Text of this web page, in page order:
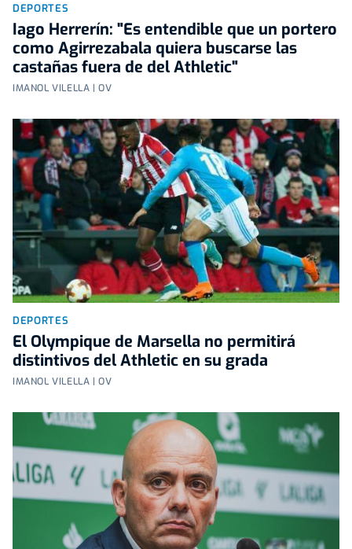
DEPORTES
Iago Herrerín: "Es entendible que un portero
como Agirrezabala quiera buscarse las
castañas fuera de del Athletic"
IMANOL VILELLA | OV
DEPORTES
El Olympique de Marsella no permitirá
distintivos del Athletic en su grada
IMANOL VILELLA | OV